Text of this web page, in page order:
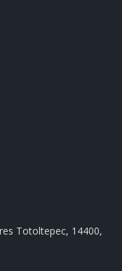
Totoltepec, 14400,